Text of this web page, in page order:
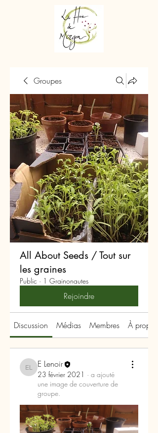
Groupes
All About Seeds / Tout sur
les graines
Public · 1 Grainonautes
Rejoindre
Discussion Médias Membres À propos
E Lenoir
E Lenoir
23 février 2021 · a ajouté
une image de couverture de
groupe.